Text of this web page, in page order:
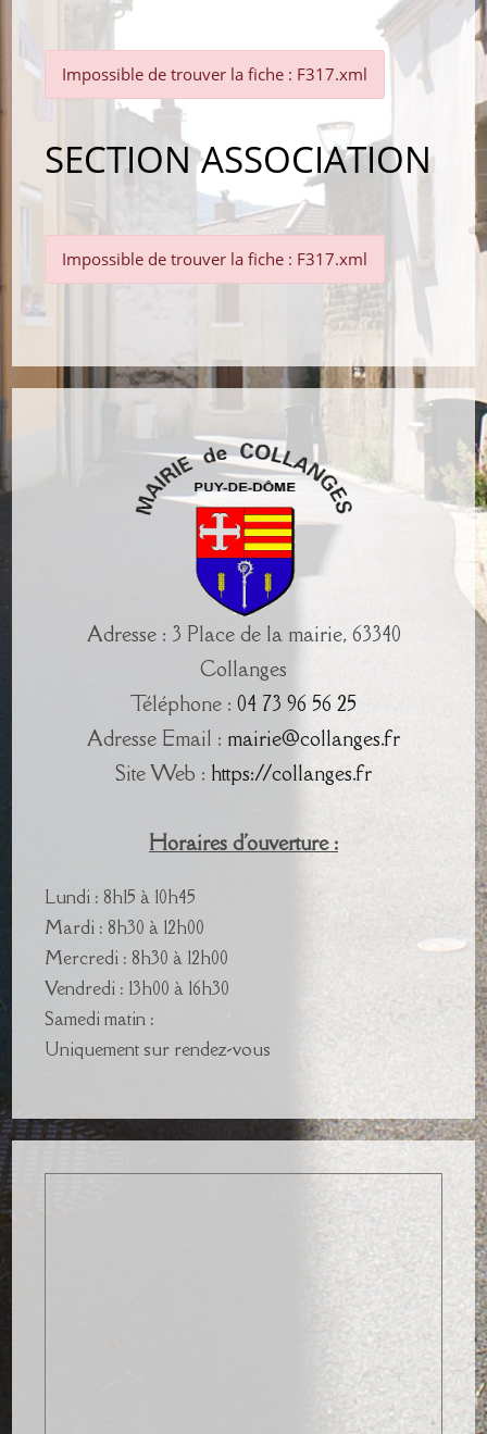
Impossible de trouver la fiche : F317.xml
SECTION ASSOCIATION
Impossible de trouver la fiche : F317.xml
Adresse : 3 Place de la mairie, 63340
Collanges
Téléphone : 04 73 96 56 25
Adresse Email : mairie@collanges.fr
Site Web : https://collanges.fr
Horaires d'ouverture :
Lundi : 8h15 à 10h45
Mardi : 8h30 à 12h00
Mercredi : 8h30 à 12h00
Vendredi : 13h00 à 16h30
Samedi matin :
Uniquement sur rendez-vous